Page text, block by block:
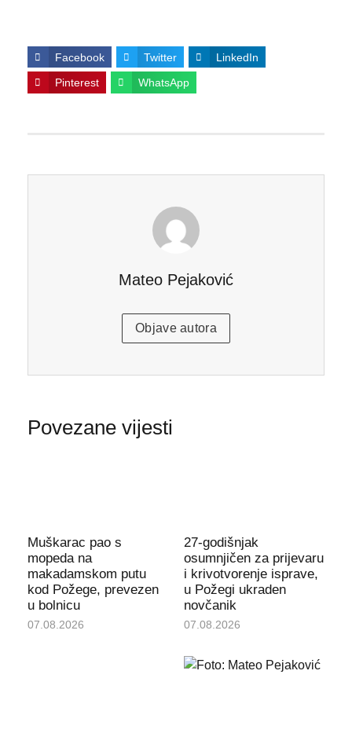
Facebook Twitter LinkedIn
Pinterest WhatsApp
Mateo Pejaković
Objave autora
Povezane vijesti
Muškarac pao s
mopeda na
makadamskom putu
kod Požege, prevezen
u bolnicu
07.08.2026
27-godišnjak
osumnjičen za prijevaru
i krivotvorenje isprave,
u Požegi ukraden
novčanik
07.08.2026